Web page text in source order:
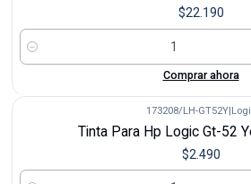
$22.190
Cantidad
Comprar ahora
173208/LH-GT52Y|
Tinta Para Hp Logic Gt-52
$2.490